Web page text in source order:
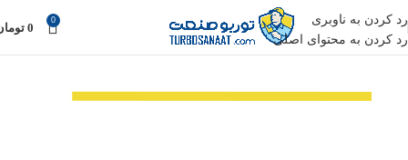
رد کردن به ناوبری
رد کردن به محتوای اصلی
0
0